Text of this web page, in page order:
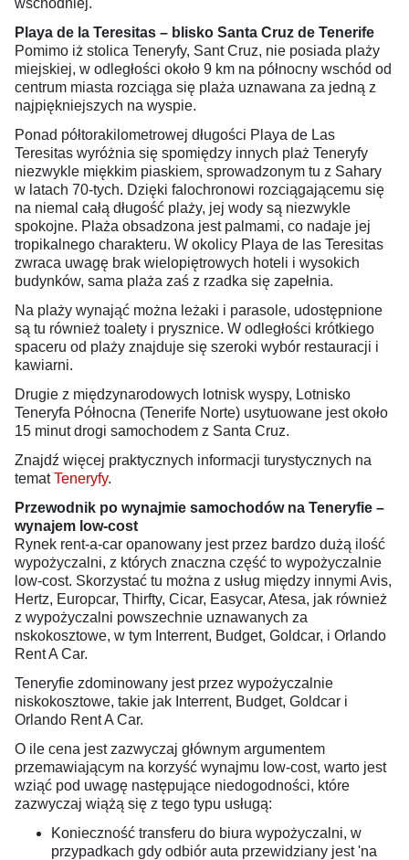
wschodniej.
Playa de la Teresitas – blisko Santa Cruz de Tenerife
Pomimo iż stolica Teneryfy, Sant Cruz, nie posiada plaży
miejskiej, w odległości około 9 km na północny wschód od
centrum miasta rozciąga się plaża uznawana za jedną z
najpiękniejszych na wyspie.
Ponad półtorakilometrowej długości Playa de Las
Teresitas wyróżnia się spomiędzy innych plaż Teneryfy
niezwykle miękkim piaskiem, sprowadzonym tu z Sahary
w latach 70-tych. Dzięki falochronowi rozciągającemu się
na niemal całą długość plaży, jej wody są niezwykle
spokojne. Plaża obsadzona jest palmami, co nadaje jej
tropikalnego charakteru. W okolicy Playa de las Teresitas
zwraca uwagę brak wielopiętrowych hoteli i wysokich
budynków, sama plaża zaś z rzadka się zapełnia.
Na plaży wynająć można leżaki i parasole, udostępnione
są tu również toalety i prysznice. W odległości krótkiego
spaceru od plaży znajduje się szeroki wybór restauracji i
kawiarni.
Drugie z międzynarodowych lotnisk wyspy, Lotnisko
Teneryfa Północna (Tenerife Norte) usytuowane jest około
15 minut drogi samochodem z Santa Cruz.
Znajdź więcej praktycznych informacji turystycznych na
tematTeneryfy.
Przewodnik po wynajmie samochodów na Teneryfie –
wynajem low-cost
Rynek rent-a-car opanowany jest przez bardzo dużą ilość
wypożyczalni, z których znaczna część to wypożyczalnie
low-cost. Skorzystać tu można z usług między innymi Avis,
Hertz, Europcar, Thirfty, Cicar, Easycar, Atesa, jak również
z wypożyczalni powszechnie uznawanych za
nskokosztowe, w tym Interrent, Budget, Goldcar, i Orlando
Rent A Car.
Teneryfie zdominowany jest przez wypożyczalnie
niskokosztowe, takie jak Interrent, Budget, Goldcar i
Orlando Rent A Car.
O ile cena jest zazwyczaj głównym argumentem
przemawiającym na korzyść wynajmu low-cost, warto jest
wziąć pod uwagę następujące niedogodności, które
zazwyczaj wiążą się z tego typu usługą:
Konieczność transferu do biura wypożyczalni, w
przypadkach gdy odbiór auta przewidziany jest 'na